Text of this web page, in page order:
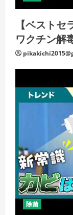
【ベスト
ワクチン解
除菌